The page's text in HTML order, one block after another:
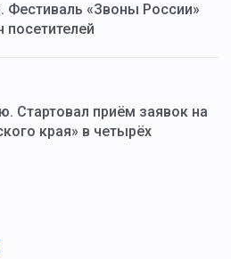
Фестиваль «Звоны России»
посетителей
Стартовал приём заявок на
края» в четырёх